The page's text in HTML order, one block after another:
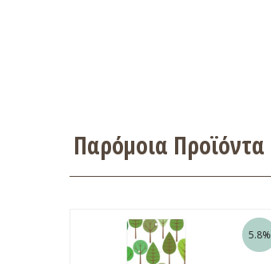
Παρόμοια Προϊόντα
5.8%